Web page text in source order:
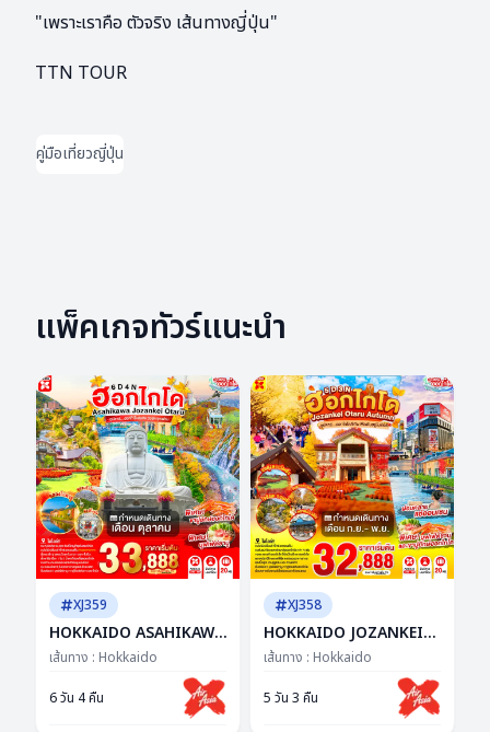
"เพราะเราคือ ตัวจริง เส้นทางญี่ปุ่น"
TTN TOUR
คู่มือเที่ยวญี่ปุ่น
แพ็คเกจทัวร์แนะนำ
XJ359
HOKKAIDO ASAHIKAWA
JOZANKEI OTARU 6D
4N BY XJ -- OCT'26 --
ซุปตาร์...ฮอกไกโดชิลจัด วิว
เส้นทาง : Hokkaido
6 วัน 4 คืน
XJ358
HOKKAIDO JOZANKEI
OTARU AUTUMN 5D 3N
BY XJ -- SEP - NOV'26 --
ซุปตาร์ฮอกไกโดดีเกิน ฟีล
เส้นทาง : Hokkaido
5 วัน 3 คืน